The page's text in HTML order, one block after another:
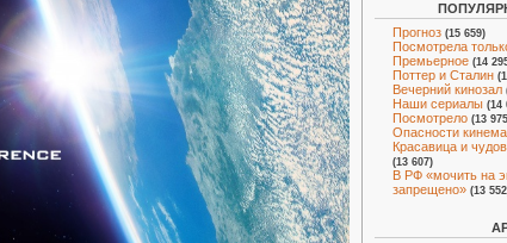
Прогноз (15 659)
Посмотрела
Премьерное (14
Поттер и Сталин
Вечерний кинозал
Наши сериалы (14
Посмотрело (13
Опасности
Красавица и
(13 607)
В РФ «мочить на
запрещено» (13